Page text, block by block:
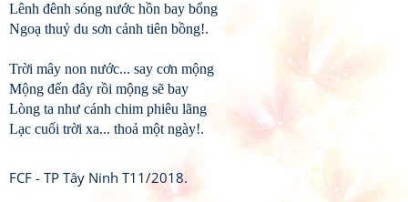
Lênh đênh sóng nước hồn bay bổng
Ngoạ thuỷ du sơn cảnh tiên bồng!.
Trời mây non nước... say cơn mộng
Mộng đến đây rồi mộng sẽ bay
Lòng ta như cánh chim phiêu lãng
Lạc cuối trời xa... thoả một ngày!.
FCF - TP Tây Ninh T11/2018.